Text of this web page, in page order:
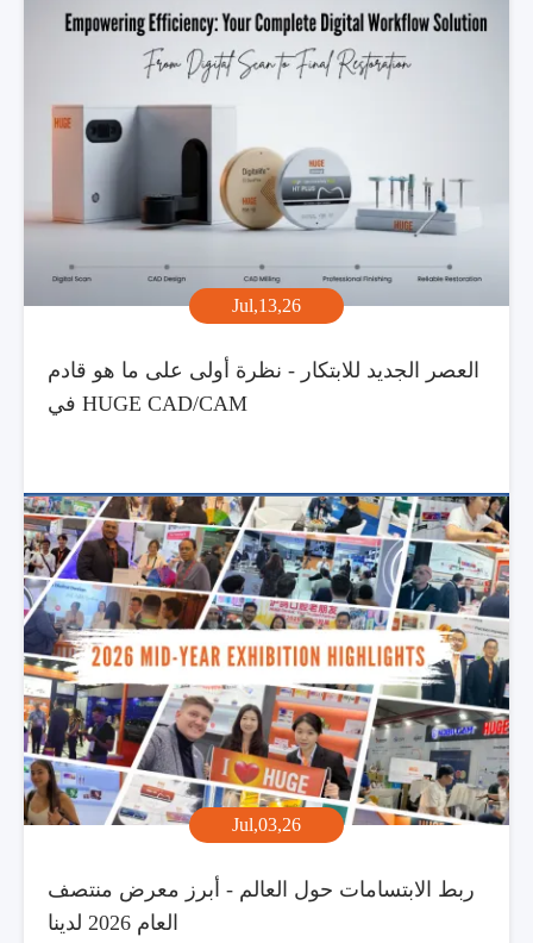
Jul,13,26
العصر الجديد للابتكار - نظرة أولى على ما هو قادم
في HUGE CAD/CAM
Jul,03,26
ربط الابتسامات حول العالم - أبرز معرض منتصف
العام 2026 لدينا